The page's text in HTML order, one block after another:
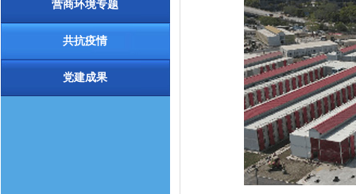
营商环境专题
共抗疫情
党建成果